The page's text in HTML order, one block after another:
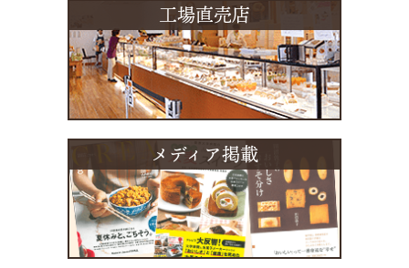
工場直売店
メディア掲載